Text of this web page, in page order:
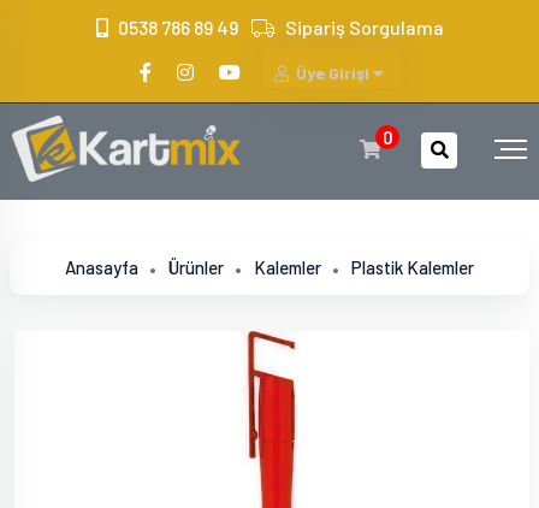
0538 786 89 49 Sipariş Sorgulama
Üye Girişi
0
Anasayfa Ürünler Kalemler Plastik Kalemler